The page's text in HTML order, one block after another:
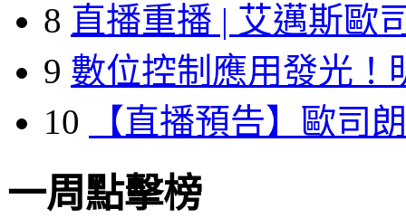
8 直播重播 | 艾邁斯歐
9 數位控制應用發光！
10
【直播預告】歐司
一周點擊榜